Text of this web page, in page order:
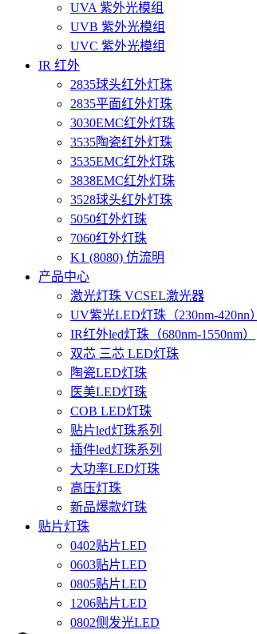
UVA 紫外光模组
UVB 紫外光模组
UVC 紫外光模组
IR 红外
2835球头红外灯珠
2835平面红外灯珠
3030EMC红外灯珠
3535陶瓷红外灯珠
3535EMC红外灯珠
3838EMC红外灯珠
3528球头红外灯珠
5050红外灯珠
7060红外灯珠
K1 (8080) 仿流明
产品中心
激光灯珠 VCSEL激光器
UV紫光LED灯珠（230nm-420nn）
IR红外led灯珠（680nm-1550nm）
双芯 三芯 LED灯珠
陶瓷LED灯珠
医美LED灯珠
COB LED灯珠
贴片led灯珠系列
插件led灯珠系列
大功率LED灯珠
高压灯珠
新品爆款灯珠
贴片灯珠
0402贴片LED
0603贴片LED
0805贴片LED
1206贴片LED
0802侧发光LED